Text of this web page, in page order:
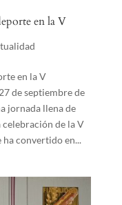
en la V
en la V
de septiembre de
jornada llena de
de la V
ha convertido en...